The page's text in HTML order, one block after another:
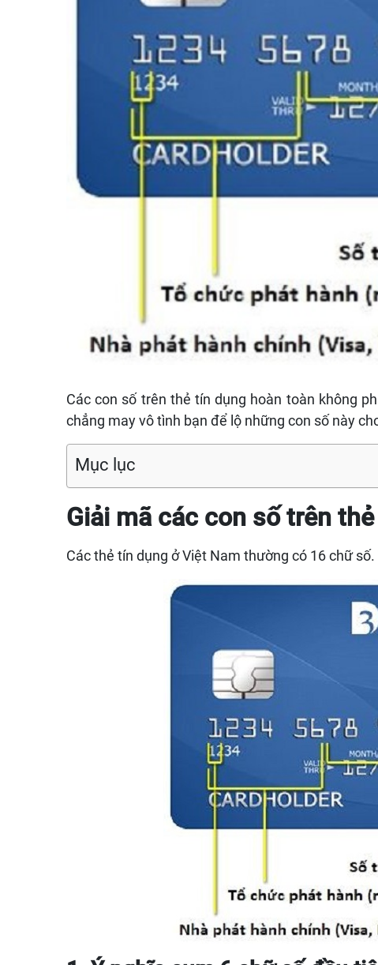
Các con số trên thẻ tín dụng hoàn toàn không
chẳng may vô tình bạn để lộ những con số này
Mục lục
Giải mã các con số trên
Các thẻ tín dụng ở Việt Nam thường có 16 chữ